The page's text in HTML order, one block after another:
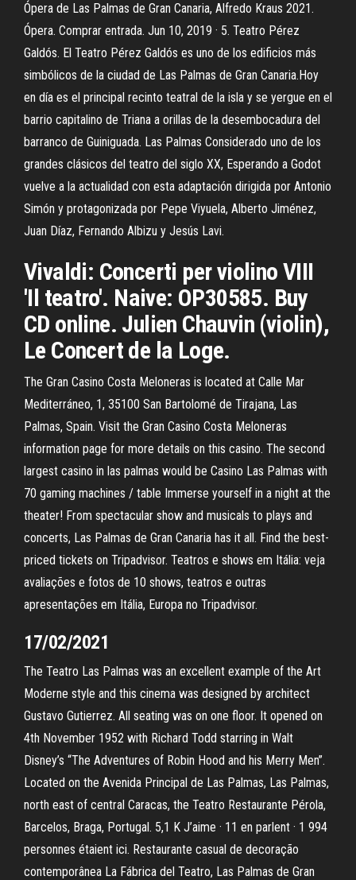
Ópera de Las Palmas de Gran Canaria, Alfredo Kraus 2021.
Ópera. Comprar entrada. Jun 10, 2019 · 5. Teatro Pérez
Galdós. El Teatro Pérez Galdós es uno de los edificios más
simbólicos de la ciudad de Las Palmas de Gran Canaria.Hoy
en día es el principal recinto teatral de la isla y se yergue en el
barrio capitalino de Triana a orillas de la desembocadura del
barranco de Guiniguada. Las Palmas Considerado uno de los
grandes clásicos del teatro del siglo XX, Esperando a Godot
vuelve a la actualidad con esta adaptación dirigida por Antonio
Simón y protagonizada por Pepe Viyuela, Alberto Jiménez,
Juan Díaz, Fernando Albizu y Jesús Lavi.
Vivaldi: Concerti per violino VIII
'Il teatro'. Naive: OP30585. Buy
CD online. Julien Chauvin (violin),
Le Concert de la Loge.
The Gran Casino Costa Meloneras is located at Calle Mar
Mediterráneo, 1, 35100 San Bartolomé de Tirajana, Las
Palmas, Spain. Visit the Gran Casino Costa Meloneras
information page for more details on this casino. The second
largest casino in las palmas would be Casino Las Palmas with
70 gaming machines / table Immerse yourself in a night at the
theater! From spectacular show and musicals to plays and
concerts, Las Palmas de Gran Canaria has it all. Find the best-
priced tickets on Tripadvisor. Teatros e shows em Itália: veja
avaliações e fotos de 10 shows, teatros e outras
apresentações em Itália, Europa no Tripadvisor.
17/02/2021
The Teatro Las Palmas was an excellent example of the Art
Moderne style and this cinema was designed by architect
Gustavo Gutierrez. All seating was on one floor. It opened on
4th November 1952 with Richard Todd starring in Walt
Disney’s “The Adventures of Robin Hood and his Merry Men”.
Located on the Avenida Principal de Las Palmas, Las Palmas,
north east of central Caracas, the Teatro Restaurante Pérola,
Barcelos, Braga, Portugal. 5,1 K J’aime · 11 en parlent · 1 994
personnes étaient ici. Restaurante casual de decoração
contemporânea La Fábrica del Teatro, Las Palmas de Gran